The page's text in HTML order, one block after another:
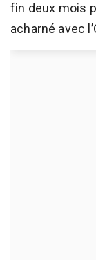
fin deux mois
acharné avec